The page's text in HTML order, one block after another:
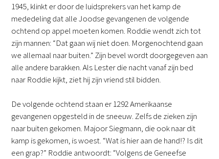
1945, klinkt er door de luidsprekers van het kamp de
mededeling dat alle Joodse gevangenen de volgende
ochtend op appel moeten komen. Roddie wendt zich tot
zijn mannen: “Dat gaan wij niet doen. Morgenochtend gaan
we allemaal naar buiten.” Zijn bevel wordt doorgegeven aan
alle andere barakken. Als Lester die nacht vanaf zijn bed
naar Roddie kijkt, ziet hij zijn vriend stil bidden.
De volgende ochtend staan er 1292 Amerikaanse
gevangenen opgesteld in de sneeuw. Zelfs de zieken zijn
naar buiten gekomen. Majoor Siegmann, die ook naar dit
kamp is gekomen, is woest. “Wat is hier aan de hand!? Is dit
een grap?” Roddie antwoordt: “Volgens de Geneefse